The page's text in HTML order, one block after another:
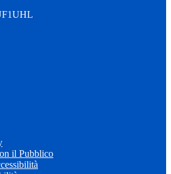
il Pubblico